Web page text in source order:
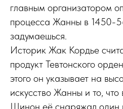
главным организатором
процесса Жанны в 1450-
задумаешься.
Историк Жак Кордье
продукт Тевтонского
этого он указывает на
искусство Жанны и то, что
Шинон её снаряжал один